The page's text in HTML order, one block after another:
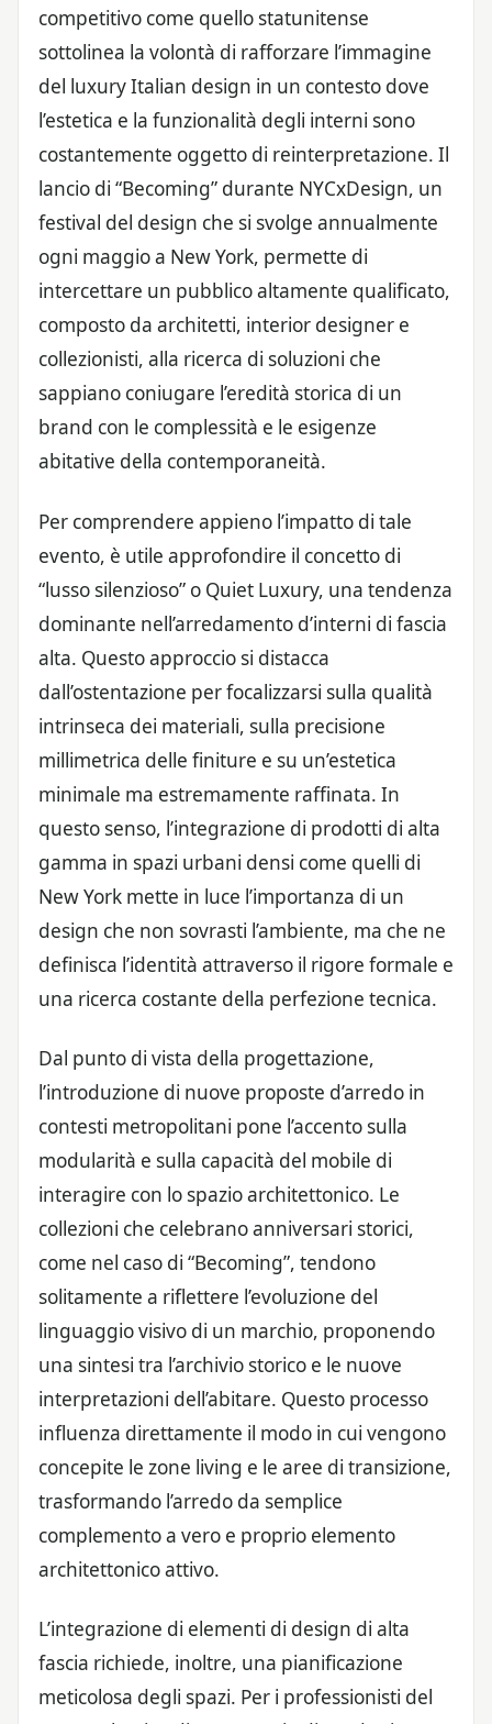
competitivo come quello statunitense
sottolinea la volontà di rafforzare l’immagine
del luxury Italian design in un contesto dove
l’estetica e la funzionalità degli interni sono
costantemente oggetto di reinterpretazione. Il
lancio di “Becoming” durante NYCxDesign, un
festival del design che si svolge annualmente
ogni maggio a New York, permette di
intercettare un pubblico altamente qualificato,
composto da architetti, interior designer e
collezionisti, alla ricerca di soluzioni che
sappiano coniugare l’eredità storica di un
brand con le complessità e le esigenze
abitative della contemporaneità.
Per comprendere appieno l’impatto di tale
evento, è utile approfondire il concetto di
“lusso silenzioso” o Quiet Luxury, una tendenza
dominante nell’arredamento d’interni di fascia
alta. Questo approccio si distacca
dall’ostentazione per focalizzarsi sulla qualità
intrinseca dei materiali, sulla precisione
millimetrica delle finiture e su un’estetica
minimale ma estremamente raffinata. In
questo senso, l’integrazione di prodotti di alta
gamma in spazi urbani densi come quelli di
New York mette in luce l’importanza di un
design che non sovrasti l’ambiente, ma che ne
definisca l’identità attraverso il rigore formale e
una ricerca costante della perfezione tecnica.
Dal punto di vista della progettazione,
l’introduzione di nuove proposte d’arredo in
contesti metropolitani pone l’accento sulla
modularità e sulla capacità del mobile di
interagire con lo spazio architettonico. Le
collezioni che celebrano anniversari storici,
come nel caso di “Becoming”, tendono
solitamente a riflettere l’evoluzione del
linguaggio visivo di un marchio, proponendo
una sintesi tra l’archivio storico e le nuove
interpretazioni dell’abitare. Questo processo
influenza direttamente il modo in cui vengono
concepite le zone living e le aree di transizione,
trasformando l’arredo da semplice
complemento a vero e proprio elemento
architettonico attivo.
L’integrazione di elementi di design di alta
fascia richiede, inoltre, una pianificazione
meticolosa degli spazi. Per i professionisti del